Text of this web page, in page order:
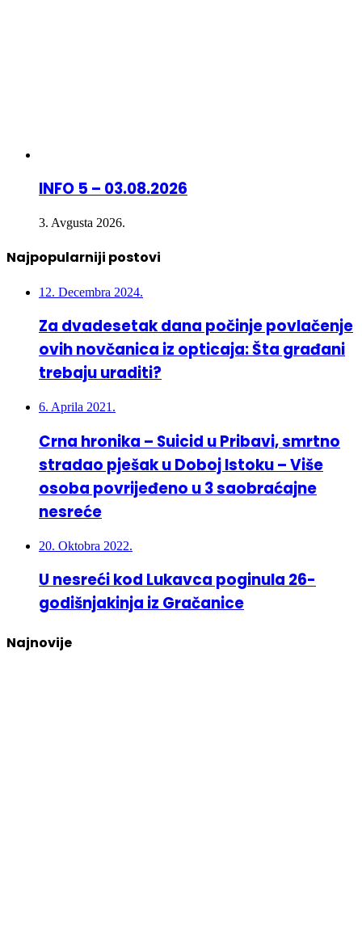
INFO 5 – 03.08.2026
3. Avgusta 2026.
Najpopularniji postovi
12. Decembra 2024.
Za dvadesetak dana počinje povlačenje
ovih novčanica iz opticaja: Šta građani
trebaju uraditi?
6. Aprila 2021.
Crna hronika – Suicid u Pribavi, smrtno
stradao pješak u Doboj Istoku – Više
osoba povrijeđeno u 3 saobraćajne
nesreće
20. Oktobra 2022.
U nesreći kod Lukavca poginula 26-
godišnjakinja iz Gračanice
Najnovije